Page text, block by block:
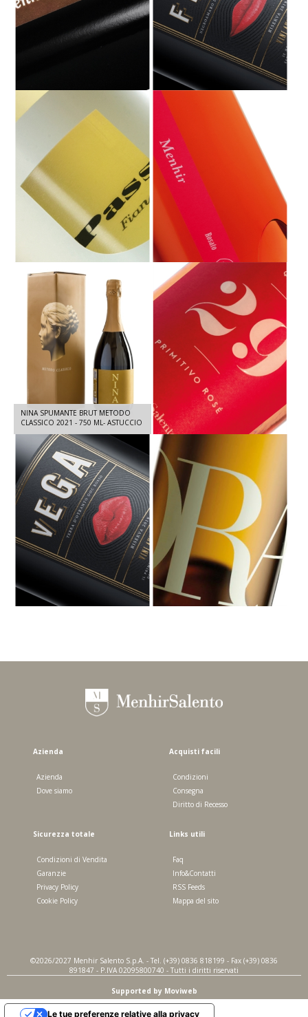
FILO DOC TERRA D'OTRANTO -
NEGROAMARO RISERVA 2021 - 1,5 L
PASS-O IGT SALENTO - FIANO 2025-
MENHIR ROSATO IGT SALENTO -
NEGROAMARO 2025 - 750 ML
NINA SPUMANTE BRUT METODO
CLASSICO 2021 - 750 ML- ASTUCCIO
QUOTA 29 ROSATO IGT SALENTO -
PRIMITIVO 2025 - 750 ML
VEGA DOC TERRA D'OTRANTO -
ROSSO RISERVA 2021 - 1,5 L
ORA DOC TERRA D'OTRANTO 100%
FIANO 2024 - 750 ML
Azienda
Azienda
Dove siamo
Acquisti facili
Condizioni
Consegna
Diritto di Recesso
Sicurezza totale
Condizioni di Vendita
Garanzie
Privacy Policy
Cookie Policy
Links utili
Faq
Info&Contatti
RSS Feeds
Mappa del sito
©2026/2027 Menhir Salento S.p.A. - Tel. (+39) 0836 818199 - Fax (+39) 0836
891847 - P.IVA 02095800740 - Tutti i diritti riservati
Supported by Moviweb
Le tue preferenze relative alla privacy